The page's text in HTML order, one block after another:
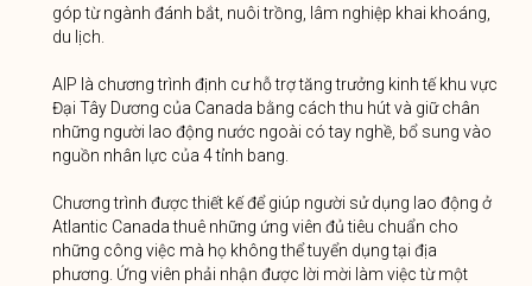
góp từ ngành đánh bắt, nuôi trồng, lâm nghiệp khai khoáng,
du lịch.
AIP là chương trình định cư hỗ trợ tăng trưởng kinh tế khu vực
Đại Tây Dương của Canada bằng cách thu hút và giữ chân
những người lao động nước ngoài có tay nghề, bổ sung vào
nguồn nhân lực của 4 tỉnh bang.
Chương trình được thiết kế để giúp người sử dụng lao động ở
Atlantic Canada thuê những ứng viên đủ tiêu chuẩn cho
những công việc mà họ không thể tuyển dụng tại địa
phương. Ứng viên phải nhận được lời mời làm việc từ một